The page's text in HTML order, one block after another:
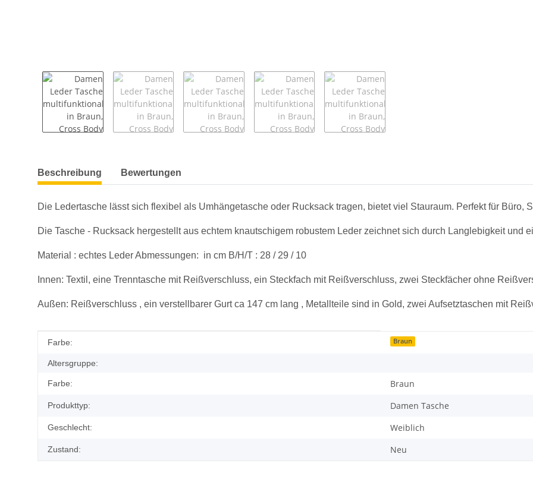
weitere Registerkarten anzeigen
Beschreibung Bewertungen
Die Ledertasche lässt sich flexibel als Umhängetasche oder Rucksack tragen, bietet viel Stauraum. Perfekt für Büro,
Die Tasche - Rucksack hergestellt aus echtem knautschigem robustem Leder zeichnet sich durch Langlebigkeit und
Material : echtes Leder Abmessungen: in cm B/H/T : 28 / 29 / 10
Innen: Textil, eine Trenntasche mit Reißverschluss, ein Steckfach mit Reißverschluss, zwei Steckfächer ohne
Außen: Reißverschluss , ein verstellbarer Gurt ca 147 cm lang , Metallteile sind in Gold, zwei Aufsetztaschen mit
Produkteigenschaft
Wert
Farbe: Braun
Altersgruppe:
Farbe: Braun
Produkttyp: Damen Tasche
Geschlecht: Weiblich
Zustand: Neu